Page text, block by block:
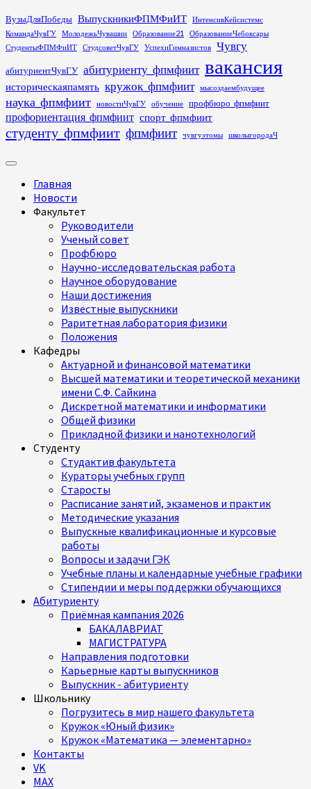
Перейти
к
содержимому
ВузыДляПобеды ВыпускникиФПМФиИТ
ИнтенсивКейсистемс
КомандаЧувГУ
МолодежьЧувашии Образование21
ОбразованиеЧебоксары
СтудентыФПМФиИТ
СтудсоветЧувГУ УспехиГимназистов Чувгу
абитуриентЧувГУ абитуриенту_фпмфиит вакансия
историческаяпамять кружок_фпмфиит мысоздаембудущее
наука_фпмфиит новостиЧувГУ обучение профбюро_фпмфиит
профориентация_фпмфиит спорт_фпмфиит
студенту_фпмфиит фпмфиит чувгуэтомы школыгородаЧ
Основное
Главная
Новости
Факультет
Руководители
Ученый совет
Профбюро
Научно-исследовательская работа
Научное оборудование
Наши достижения
Известные выпускники
Раритетная лаборатория физики
Положения
Кафедры
Актуарной и финансовой математики
Высшей математики и теоретической механики
имени С.Ф. Сайкина
Дискретной математики и информатики
Общей физики
Прикладной физики и нанотехнологий
Студенту
Студактив факультета
Кураторы учебных групп
Старосты
Расписание занятий, экзаменов и практик
Методические указания
Выпускные квалификационные и курсовые
работы
Вопросы и задачи ГЭК
Учебные планы и календарные учебные графики
Стипендии и меры поддержки обучающихся
Абитуриенту
Приёмная кампания 2026
БАКАЛАВРИАТ
МАГИСТРАТУРА
Направления подготовки
Карьерные карты выпускников
Выпускник - абитуриенту
Школьнику
Погрузитесь в мир нашего факультета
Кружок «Юный физик»
Кружок «Математика — элементарно»
Контакты
VK
MAX